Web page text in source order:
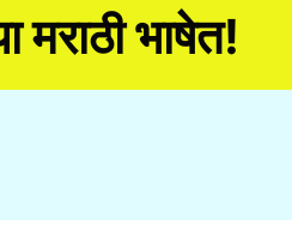
मराठी भाषेत!